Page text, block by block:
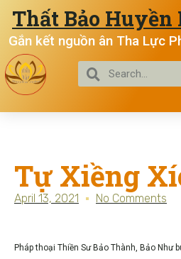
Thất Bảo Huyền
Gắn kết nguồn ân Tha Lực
Tự Xiềng
April 13, 2021 No Comments
Pháp thoại Thiền Sư Bảo Thành, Bảo Như